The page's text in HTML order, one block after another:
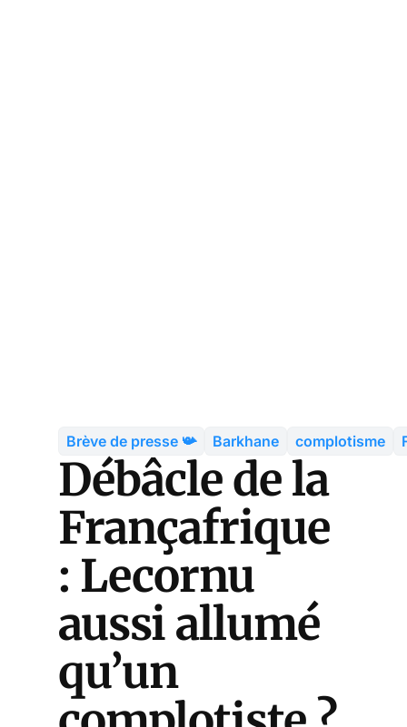
Brève de presse 📯 Barkhane complotisme
Débâcle de la
Françafrique
: Lecornu
aussi allumé
qu’un